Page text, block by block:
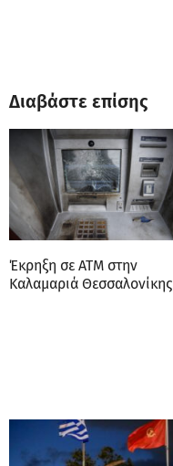
Διαβάστε επίσης
Έκρηξη σε ΑΤΜ στην
Καλαμαριά Θεσσαλονίκης